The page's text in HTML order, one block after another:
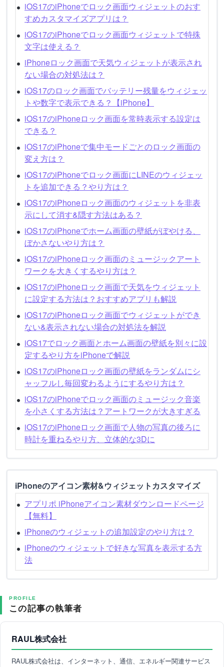
iOS17のiPhoneでロック画面ウィジェットのおす
すめカスタマイズアプリは？
iOS17のiPhoneでロック画面ウィジェットで特殊
文字は使える？
iPhoneロック画面で天気ウィジェットが表示され
ない場合の対処法は？
iOS17のロック画面でバッテリー残量をウィジェッ
トや数字で表示できる？【iPhone】
iOS17のiPhoneロック画面を常時表示する設定は
できる？
iOS17のiPhoneで集中モードごとのロック画面の
変え方は？
iOS17のiPhoneでロック画面にLINEのウィジェッ
トを追加できる？やり方は？
iOS17のiPhoneロック画面のウィジェットを非表
示にして消す&隠す方法はある？
iOS17のiPhoneでホーム画面の壁紙がぼやける、
ぼかさないやり方は？
iOS17のiPhoneロック画面のミュージックアート
ワークを大きくするやり方は？
iOS17のiPhoneロック画面で天気をウィジェット
に設定する方法は？おすすめアプリも解説
iOS17のiPhoneロック画面でウィジェットができ
ない&表示されない場合の対処法を解説
iOS17でロック画面とホーム画面の壁紙を別々に設
定するやり方をiPhoneで解説
iOS17のiPhoneロック画面の壁紙をランダムにシ
ャッフルし毎回変わるようにするやり方は？
iOS17のiPhoneでロック画面のミュージック音楽
を小さくする方法は？アートワークが大きすぎる
iOS17のiPhoneロック画面で人物の写真の後ろに
時計を重ねるやり方、立体的な3Dに
iPhoneのアイコン素材&ウィジェットカスタマイズ
アプリポ iPhoneアイコン素材ダウンロードページ
【無料】
iPhoneのウィジェットの追加設定のやり方は？
iPhoneのウィジェットで好きな写真を表示する方
法
PROFILE
この記事の執筆者
RAUL株式会社
RAUL株式会社は、インターネット、通信、エネルギー関連サービス